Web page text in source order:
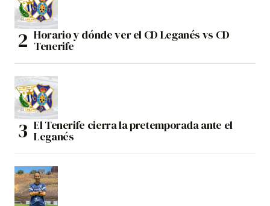
Horario y dónde ver el CD Leganés vs CD
Tenerife
El Tenerife cierra la pretemporada ante el
Leganés